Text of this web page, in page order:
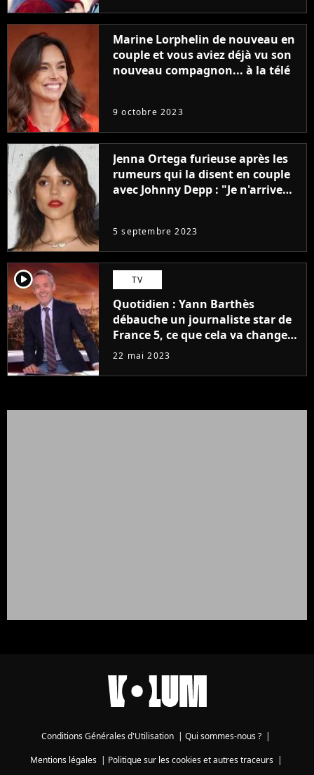
Marine Lorphelin de nouveau en
couple et vous aviez déjà vu son
nouveau compagnon... à la télé
9 octobre 2023
Jenna Ortega furieuse après les
rumeurs qui la disent en couple
avec Johnny Depp : "Je n'arrive
5 septembre 2023
player2 TV
Quotidien : Yann Barthès
débauche un journaliste star de
France 5, ce que cela va changer
à la rentrée
22 mai 2023
Conditions Générales d'Utilisation | Qui sommes-nous ? |
Mentions légales| Politique sur les cookies et autres traceurs|